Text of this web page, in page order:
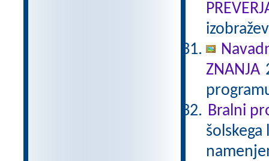
ZNANJA
Bralni